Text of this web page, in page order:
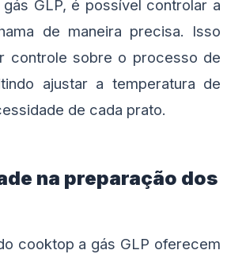
GLP, é possível controlar a
de maneira precisa. Isso
controle sobre o processo de
ajustar a temperatura de
de cada prato.
na preparação dos
cooktop a gás GLP oferecem